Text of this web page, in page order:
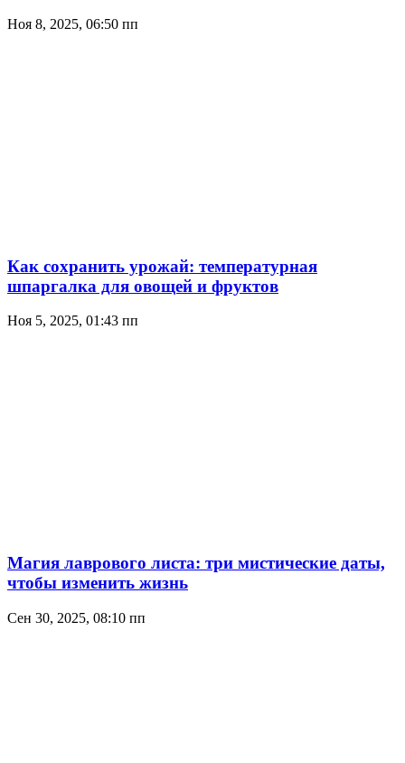
Ноя 8, 2025, 06:50 пп
Как сохранить урожай: температурная
шпаргалка для овощей и фруктов
Ноя 5, 2025, 01:43 пп
Магия лаврового листа: три мистические даты,
чтобы изменить жизнь
Сен 30, 2025, 08:10 пп